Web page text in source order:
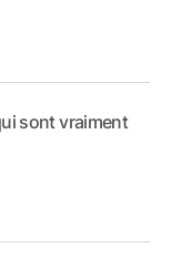
sont vraiment